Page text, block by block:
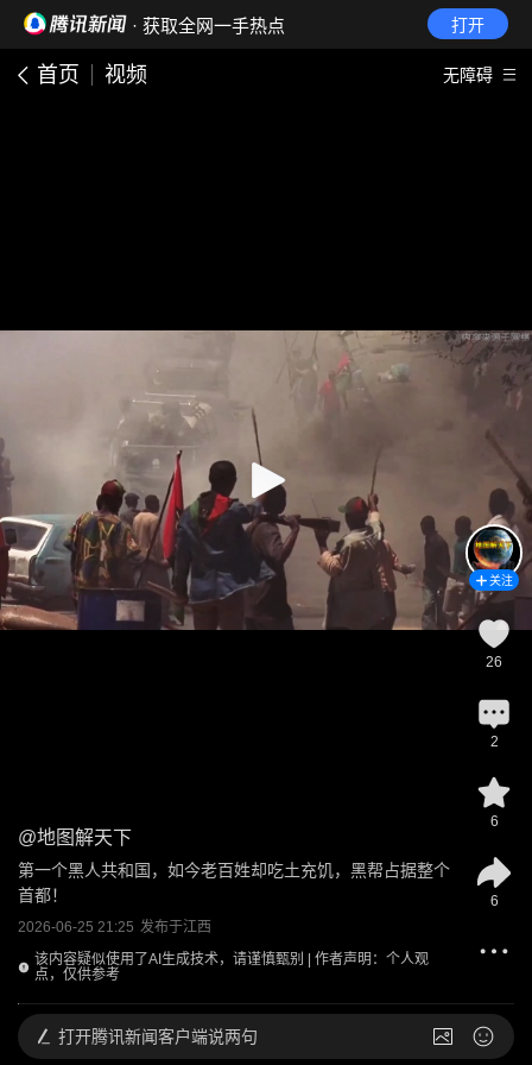
· 获取全网一手热点 打开
首页 视频 无障碍
@地图解天下
第一个黑人共和国，如今老百姓却吃土充饥，黑帮占据整个
首都！
2026-06-25 21:25 发布于江西
该内容疑似使用了AI生成技术，请谨慎甄别 | 作者声明：个人观
点，仅供参考
关注
26
2
6
6
打开腾讯新闻客户端说两句